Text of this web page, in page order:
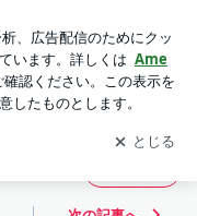
濵本絵美＠東京都府中
知
を受け取りまし
開く